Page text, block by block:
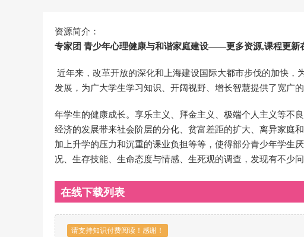
资源简介：
专家团 青少年心理健康与和谐家庭建设——更多资源,课程更新
近年来，改革开放的深化和上海建设国际大都市步伐的加快
发展，为广大学生学习知识、开阔视野、增长智慧提供了宽广
年学生的健康成长。享乐主义、拜金主义、极端个人主义等不
经济的发展带来社会阶层的分化、贫富差距的扩大、离异家庭
加上升学的压力和沉重的课业负担等等，使得部分青少年学生
况、生存技能、生命态度与情感、生死观的调查，发现有不少
在线下载列表
请支持知识付费阅读！感谢！